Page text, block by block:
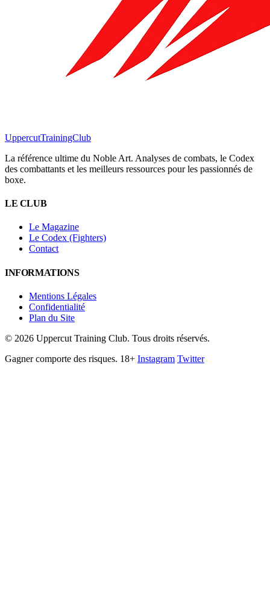
UppercutTrainingClub
La référence ultime du Noble Art. Analyses de combats, le Codex
des combattants et les meilleurs ressources pour les passionnés de
boxe.
LE CLUB
Le Magazine
Le Codex (Fighters)
Contact
INFORMATIONS
Mentions Légales
Confidentialité
Plan du Site
© 2026 Uppercut Training Club. Tous droits réservés.
Gagner comporte des risques. 18+ Instagram Twitter